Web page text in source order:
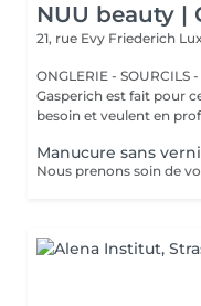
NUU beauty |
21, rue Evy Friederich
ONGLERIE - SOURCILS
Gasperich est fait pour
besoin et veulent en
Manucure sans